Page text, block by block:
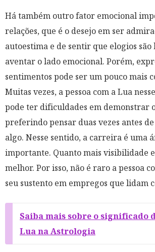
Há também outro fator emocional
relações, que é o desejo em ser
autoestima e de sentir que elogios
aventar o lado emocional. Porém,
sentimentos pode ser um pouco mais
Muitas vezes, a pessoa com a Lua
pode ter dificuldades em demonstrar
preferindo pensar duas vezes antes
algo. Nesse sentido, a carreira é uma
importante. Quanto mais visibilidade
melhor. Por isso, não é raro a pessoa
seu sustento em empregos que lidam
Saiba mais sobre o significado
Lua na Astrologia